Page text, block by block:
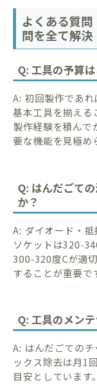
よくある質
問を全て解決
Q: 工具の予算
A: 初回製作であ
基本工具を揃える
製作経験を積んで
要な機能を見極め
Q: はんだごて
か？
A: ダイオード・
ソケットは320-
300-320度Cが適
することが重要で
Q: 工具のメン
A: はんだごての
ックス除去は月1
目安としていま